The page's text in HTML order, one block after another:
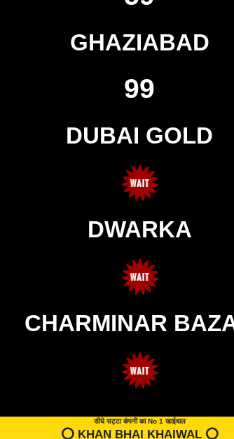
GHAZIABAD
99
DUBAI GOLD
DWARKA
CHARMINAR
सीधे सट्टा कंपनी का No 1 खाईवाल
⭕️ KHAN BHAI KHAIWAL ⭕️